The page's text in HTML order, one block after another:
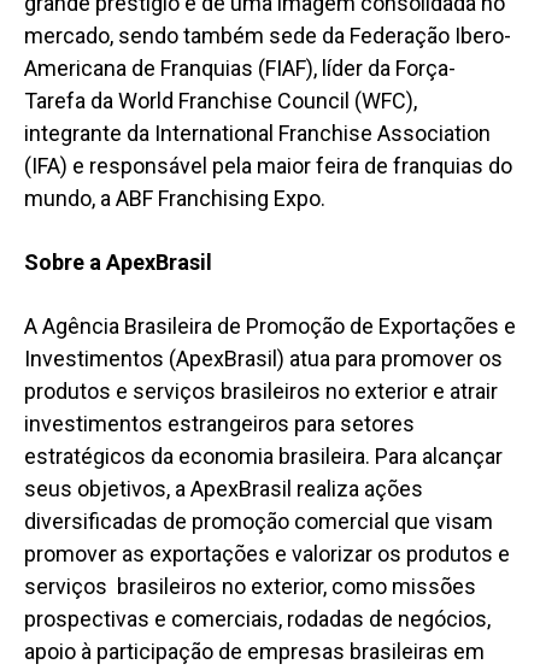
mercado, sendo também sede da Federação Ibero-
Americana de Franquias (FIAF), líder da Força-
Tarefa da World Franchise Council (WFC),
integrante da International Franchise Association
(IFA) e responsável pela maior feira de franquias do
mundo, a ABF Franchising Expo.
Sobre a ApexBrasil
A Agência Brasileira de Promoção de Exportações e
Investimentos (ApexBrasil) atua para promover os
produtos e serviços brasileiros no exterior e atrair
investimentos estrangeiros para setores
estratégicos da economia brasileira. Para alcançar
seus objetivos, a ApexBrasil realiza ações
diversificadas de promoção comercial que visam
promover as exportações e valorizar os produtos e
serviços brasileiros no exterior, como missões
prospectivas e comerciais, rodadas de negócios,
apoio à participação de empresas brasileiras em